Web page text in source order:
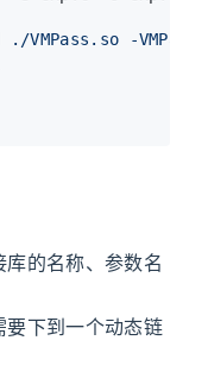
VMPass.so -
的名称、参数名
要下到一个动态链